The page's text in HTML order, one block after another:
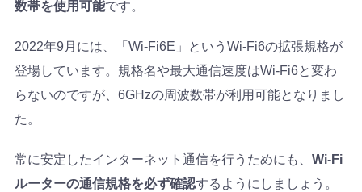
数帯を使用可能です。
2022年9月には、「Wi-Fi6E」というWi-Fi6の拡張規格が
登場しています。規格名や最大通信速度はWi-Fi6と変わ
らないのですが、6GHzの周波数帯が利用可能となりまし
た。
常に安定したインターネット通信を行うためにも、 Wi-Fi
ルーターの通信規格を必ず確認するようにしましょう。